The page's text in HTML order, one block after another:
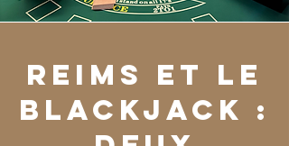
Reims et le
blackjack :